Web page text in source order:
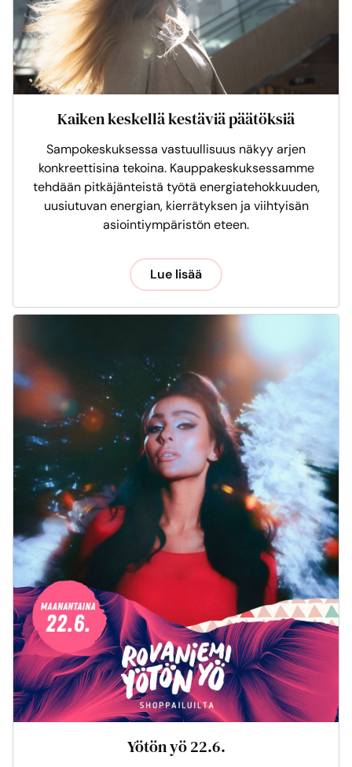
Kaiken keskellä kestäviä päätöksiä
Sampokeskuksessa vastuullisuus näkyy arjen
konkreettisina tekoina. Kauppakeskuksessamme
tehdään pitkäjänteistä työtä energiatehokkuuden,
uusiutuvan energian, kierrätyksen ja viihtyisän
asiointiympäristön eteen.
Lue lisää
Yötön yö 22.6.